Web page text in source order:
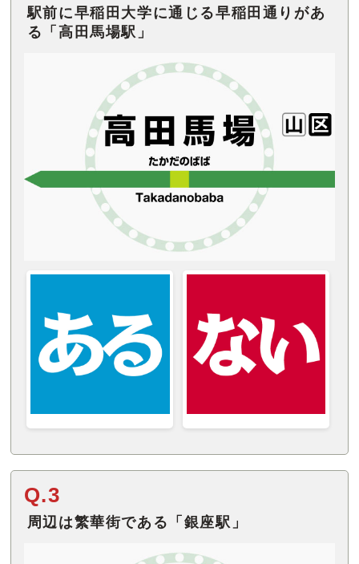
駅前に早稲田大学に通じる早稲田通りがあ
る「高田馬場駅」
Q.3
周辺は繁華街である「銀座駅」